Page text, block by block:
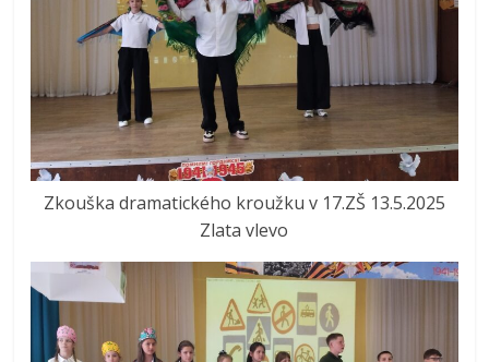
Zkouška dramatického kroužku v 17.ZŠ 13.5.2025
Zlata vlevo